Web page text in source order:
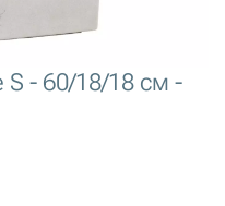
- 60/18/18 см -